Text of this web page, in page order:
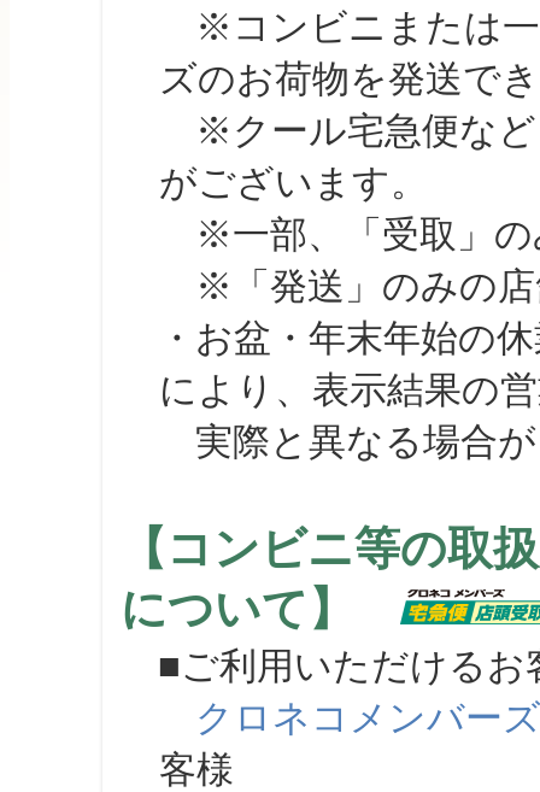
※コンビニまたは一
ズのお荷物を発送で
※クール宅急便など
がございます。
※一部、「受取」の
※「発送」のみの店
・お盆・年末年始の
により、表示結果の
実際と異なる場合が
【コンビニ等の取
について】
■ご利用いただけるお
クロネコメンバーズ
客様